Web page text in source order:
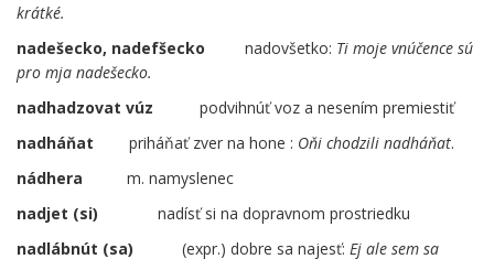
krátké.
nadešecko, nadefšecko nadovšetko: Ti moje vnúčence sú
pro mja nadešecko.
nadhadzovat vúz
podvihnúť voz a nesením premiestiť
nadháňat priháňať zver na hone : Oňi chodzili nadháňat.
nádhera m. namyslenec
nadjet (si)
nadísť si na dopravnom prostriedku
nadlábnút (sa) (expr.) dobre sa najesť: Ej ale sem sa